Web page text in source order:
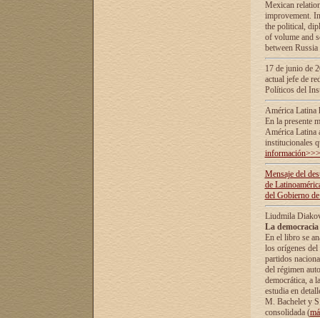
Mexican
improvement.
the political,
of volume and
between
17 de junio de
actual jefe de
Políticos del
América Latina
En la presente
América Latina
institucionales
información>>>
Mensaje del
de
del Gobierno
Liudmila
La
En el libro se
los orígenes
partidos
del régimen
democrática, а
estudia en
М. Bachelet у
consolidada (